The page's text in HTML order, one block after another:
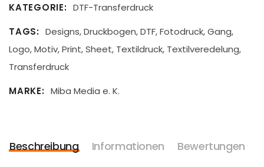
KATEGORIE
DTF-Transferdruck
TAGS
Designs,Druckbogen,DTF,Fotodruck,Gang,
Logo,Motiv,Print,Sheet, Textildruck, Textilveredelung,
Transferdruck
MARKE
Miba Media e. K.
Beschreibung Informationen Bewertungen